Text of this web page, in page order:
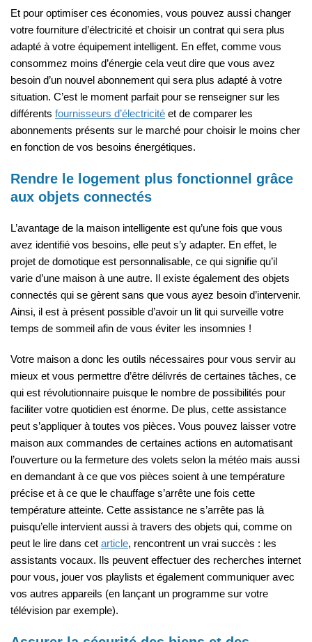
Et pour optimiser ces économies, vous pouvez aussi changer
votre fourniture d’électricité et choisir un contrat qui sera plus
adapté à votre équipement intelligent. En effet, comme vous
consommez moins d’énergie cela veut dire que vous avez
besoin d’un nouvel abonnement qui sera plus adapté à votre
situation. C’est le moment parfait pour se renseigner sur les
différents fournisseurs d’électricité et de comparer les
abonnements présents sur le marché pour choisir le moins cher
en fonction de vos besoins énergétiques.
Rendre le logement plus fonctionnel grâce
aux objets connectés
L’avantage de la maison intelligente est qu’une fois que vous
avez identifié vos besoins, elle peut s’y adapter. En effet, le
projet de domotique est personnalisable, ce qui signifie qu’il
varie d’une maison à une autre. Il existe également des objets
connectés qui se gèrent sans que vous ayez besoin d’intervenir.
Ainsi, il est à présent possible d’avoir un lit qui surveille votre
temps de sommeil afin de vous éviter les insomnies !
Votre maison a donc les outils nécessaires pour vous servir au
mieux et vous permettre d’être délivrés de certaines tâches, ce
qui est révolutionnaire puisque le nombre de possibilités pour
faciliter votre quotidien est énorme. De plus, cette assistance
peut s’appliquer à toutes vos pièces. Vous pouvez laisser votre
maison aux commandes de certaines actions en automatisant
l’ouverture ou la fermeture des volets selon la météo mais aussi
en demandant à ce que vos pièces soient à une température
précise et à ce que le chauffage s’arrête une fois cette
température atteinte. Cette assistance ne s’arrête pas là
puisqu’elle intervient aussi à travers des objets qui, comme on
peut le lire dans cet article, rencontrent un vrai succès : les
assistants vocaux. Ils peuvent effectuer des recherches internet
pour vous, jouer vos playlists et également communiquer avec
vos autres appareils (en lançant un programme sur votre
télévision par exemple).